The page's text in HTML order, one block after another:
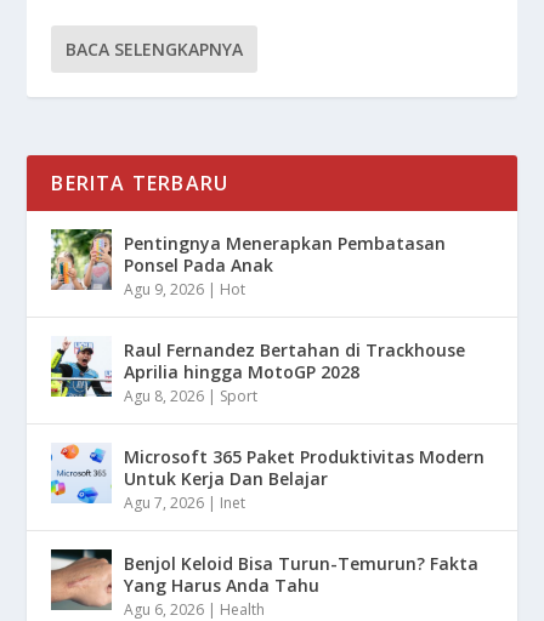
BACA SELENGKAPNYA
BERITA TERBARU
Pentingnya Menerapkan Pembatasan
Ponsel Pada Anak
Agu 9, 2026 | Hot
Raul Fernandez Bertahan di Trackhouse
Aprilia hingga MotoGP 2028
Agu 8, 2026 | Sport
Microsoft 365 Paket Produktivitas Modern
Untuk Kerja Dan Belajar
Agu 7, 2026 | Inet
Benjol Keloid Bisa Turun-Temurun? Fakta
Yang Harus Anda Tahu
Agu 6, 2026 | Health